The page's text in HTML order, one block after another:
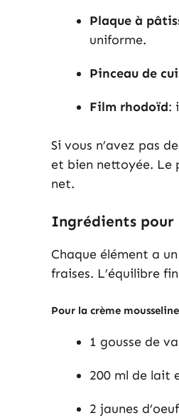
Plaque à
uniforme.
Pinceau de
Film rhodoïd:
Si vous n’avez pas
et bien nettoyée. Le
net.
Ingrédients pour
Chaque élément a
fraises. L’équilibre
Pour la crème mousseline
1 gousse de
200 ml de lait
2 jaunes